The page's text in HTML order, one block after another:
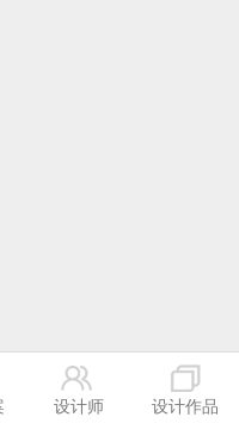
设计师 设计作品